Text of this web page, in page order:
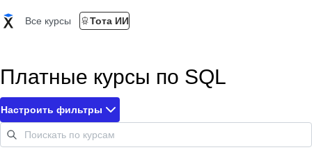
Все курсы Тота ИИ
Платные курсы по SQL
Настроить фильтры